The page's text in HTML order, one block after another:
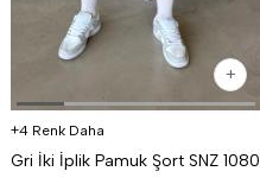
4 Renk Daha
Gri İki İplik Pamuk Şort SNZ 1080